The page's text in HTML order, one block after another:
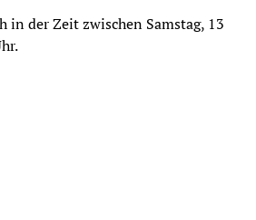
in der Zeit zwischen Samstag, 13